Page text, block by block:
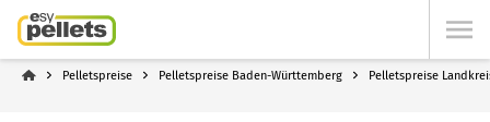
Pelletspreise Pelletspreise Baden-Württemberg Pelletspreise